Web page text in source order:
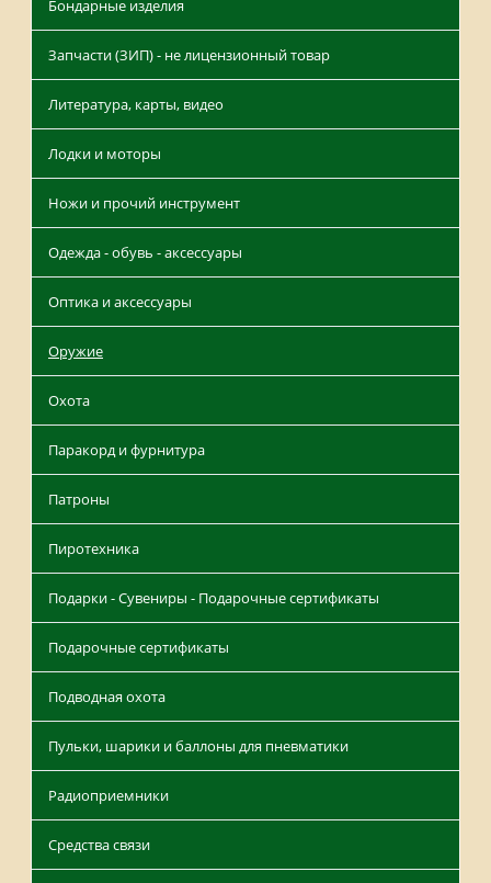
Бондарные изделия
Запчасти (ЗИП) - не лицензионный товар
Литература, карты, видео
Лодки и моторы
Ножи и прочий инструмент
Одежда - обувь - аксессуары
Оптика и аксессуары
Оружие
Охота
Паракорд и фурнитура
Патроны
Пиротехника
Подарки - Сувениры - Подарочные сертификаты
Подарочные сертификаты
Подводная охота
Пульки, шарики и баллоны для пневматики
Радиоприемники
Средства связи